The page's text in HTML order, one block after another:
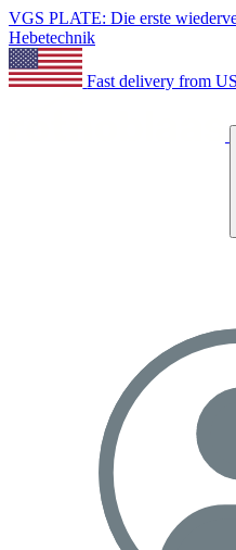
VGS PLATE: Die erste
Hebetechnik
Fast delivery from